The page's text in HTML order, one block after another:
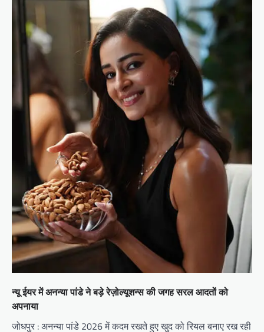
न्यू ईयर में अनन्या पांडे ने बड़े रेज़ोल्यूशन्स की जगह सरल आदतों को
अपनाया
जोधपुर : अनन्या पांडे 2026 में कदम रखते हुए खुद को रियल बनाए रख रही